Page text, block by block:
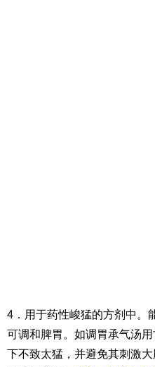
4．用于药性峻猛的方剂中。
可调和脾胃。如调胃承气汤
下不致太猛，并避免其刺激大